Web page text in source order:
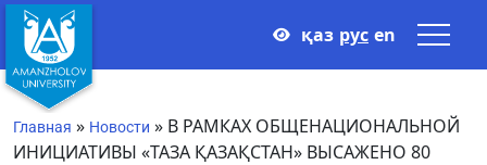
қаз рус en
Главная » Новости » В РАМКАХ ОБЩЕНАЦИОНАЛЬНОЙ
ИНИЦИАТИВЫ «ТАЗА ҚАЗАҚСТАН» ВЫСАЖЕНО 80